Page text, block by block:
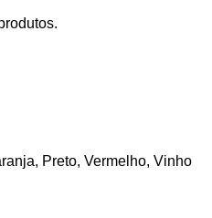
Preto, Vermelho, Vinho